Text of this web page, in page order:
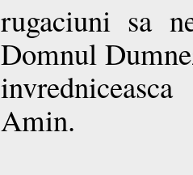
rugaciuni sa
Domnul
Amin.